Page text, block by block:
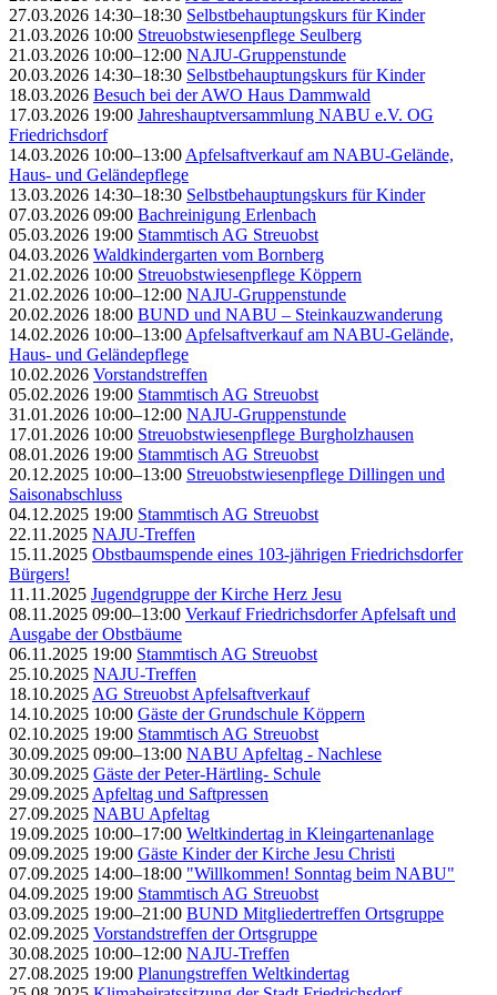
27.03.2026 14:30–18:30 Selbstbehauptungskurs für Kinder
21.03.2026 10:00 Streuobstwiesenpflege Seulberg
21.03.2026 10:00–12:00 NAJU-Gruppenstunde
20.03.2026 14:30–18:30 Selbstbehauptungskurs für Kinder
18.03.2026 Besuch bei der AWO Haus Dammwald
17.03.2026 19:00 Jahreshauptversammlung NABU e.V. OG
Friedrichsdorf
14.03.2026 10:00–13:00 Apfelsaftverkauf am NABU-Gelände,
Haus- und Geländepflege
13.03.2026 14:30–18:30 Selbstbehauptungskurs für Kinder
07.03.2026 09:00 Bachreinigung Erlenbach
05.03.2026 19:00 Stammtisch AG Streuobst
04.03.2026 Waldkindergarten vom Bornberg
21.02.2026 10:00 Streuobstwiesenpflege Köppern
21.02.2026 10:00–12:00 NAJU-Gruppenstunde
20.02.2026 18:00 BUND und NABU – Steinkauzwanderung
14.02.2026 10:00–13:00 Apfelsaftverkauf am NABU-Gelände,
Haus- und Geländepflege
10.02.2026 Vorstandstreffen
05.02.2026 19:00 Stammtisch AG Streuobst
31.01.2026 10:00–12:00 NAJU-Gruppenstunde
17.01.2026 10:00 Streuobstwiesenpflege Burgholzhausen
08.01.2026 19:00 Stammtisch AG Streuobst
20.12.2025 10:00–13:00 Streuobstwiesenpflege Dillingen und
Saisonabschluss
04.12.2025 19:00 Stammtisch AG Streuobst
22.11.2025 NAJU-Treffen
15.11.2025 Obstbaumspende eines 103-jährigen Friedrichsdorfer
Bürgers!
11.11.2025 Jugendgruppe der Kirche Herz Jesu
08.11.2025 09:00–13:00 Verkauf Friedrichsdorfer Apfelsaft und
Ausgabe der Obstbäume
06.11.2025 19:00 Stammtisch AG Streuobst
25.10.2025 NAJU-Treffen
18.10.2025 AG Streuobst Apfelsaftverkauf
14.10.2025 10:00 Gäste der Grundschule Köppern
02.10.2025 19:00 Stammtisch AG Streuobst
30.09.2025 09:00–13:00 NABU Apfeltag - Nachlese
30.09.2025 Gäste der Peter-Härtling- Schule
29.09.2025 Apfeltag und Saftpressen
27.09.2025 NABU Apfeltag
19.09.2025 10:00–17:00 Weltkindertag in Kleingartenanlage
09.09.2025 19:00 Gäste Kinder der Kirche Jesu Christi
07.09.2025 14:00–18:00 "Willkommen! Sonntag beim NABU"
04.09.2025 19:00 Stammtisch AG Streuobst
03.09.2025 19:00–21:00 BUND Mitgliedertreffen Ortsgruppe
02.09.2025 Vorstandstreffen der Ortsgruppe
30.08.2025 10:00–12:00 NAJU-Treffen
27.08.2025 19:00 Planungstreffen Weltkindertag